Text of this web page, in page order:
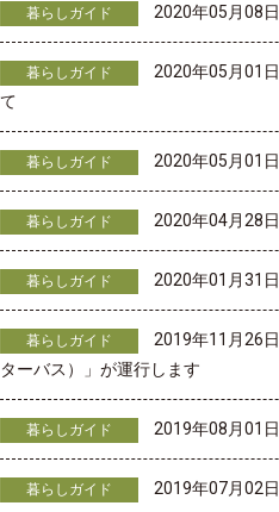
暮らしガイド 2020年05月08日
暮らしガイド 2020年05月01日
て
暮らしガイド 2020年05月01日
暮らしガイド 2020年04月28日
暮らしガイド 2020年01月31日
暮らしガイド 2019年11月26日
ターバス）」が運行します
暮らしガイド 2019年08月01日
暮らしガイド 2019年07月02日